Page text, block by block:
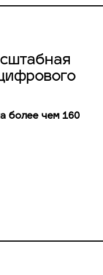
более чем 160